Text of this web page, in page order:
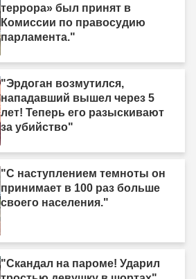
террора» был принят в
Комиссии по правосудию
парламента."
"Эрдоган возмутился,
нападавший вышел через 5
лет! Теперь его разыскивают
за убийство"
"С наступлением темноты он
принимает в 100 раз больше
своего населения."
"Скандал на пароме! Ударил